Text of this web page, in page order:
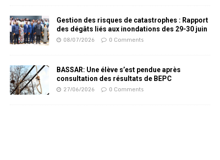
Gestion des risques de catastrophes : Rapport
des dégâts liés aux inondations des 29-30 juin
08/07/2026 0 Comments
BASSAR: Une élève s’est pendue après
consultation des résultats de BEPC
27/06/2026 0 Comments